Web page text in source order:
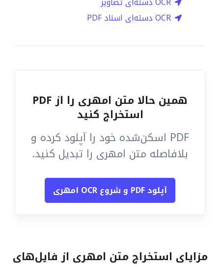
OCR دسته‌ای اسناد PDF
همین حالا متن امهری را از PDF
استخراج کنید
PDF اسکن‌شده خود را آپلود کرده و
بلافاصله متن امهری را تبدیل کنید.
آپلود PDF و شروع OCR امهری
مزایای استخراج متن امهری از فایل‌های